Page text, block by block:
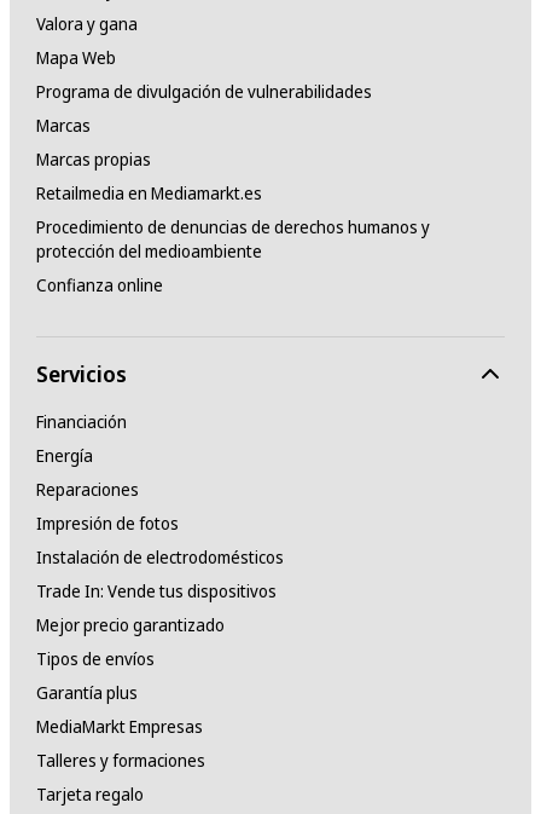
Valora y gana
Mapa Web
Programa de divulgación de vulnerabilidades
Marcas
Marcas propias
Retailmedia en Mediamarkt.es
Procedimiento de denuncias de derechos humanos y
protección del medioambiente
Confianza online
Servicios
Financiación
Energía
Reparaciones
Impresión de fotos
Instalación de electrodomésticos
Trade In: Vende tus dispositivos
Mejor precio garantizado
Tipos de envíos
Garantía plus
MediaMarkt Empresas
Talleres y formaciones
Tarjeta regalo